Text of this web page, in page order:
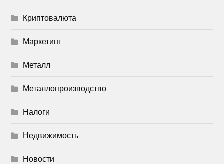
Криптовалюта
Маркетинг
Металл
Металлопроизводство
Налоги
Недвижимость
Новости